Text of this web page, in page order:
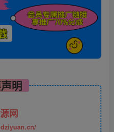
明
网